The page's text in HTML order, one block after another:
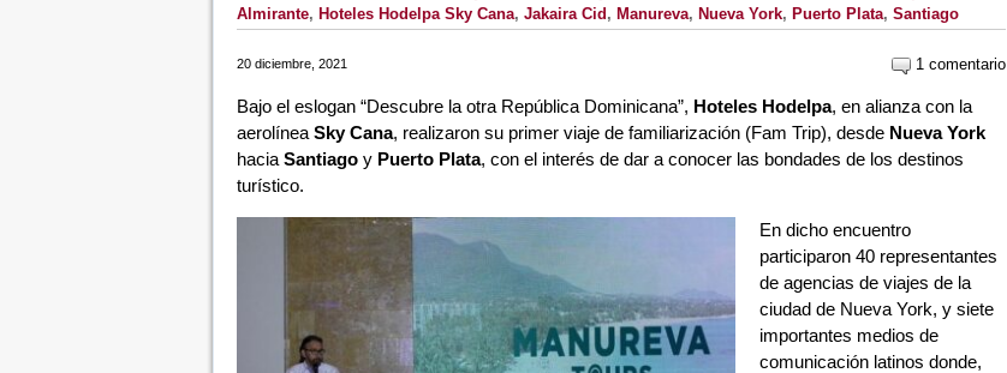
Almirante, Hoteles Hodelpa Sky Cana, Jakaira Cid , Manureva, Nueva York, Puerto Plata, Santiago
20 diciembre, 2021 1 comentario
Bajo el eslogan “Descubre la otra República Dominicana”, Hoteles Hodelpa, en alianza con la
aerolínea Sky Cana, realizaron su primer viaje de familiarización (Fam Trip), desde Nueva York
hacia Santiago y Puerto Plata, con el interés de dar a conocer las bondades de los destinos
turístico.
En dicho encuentro
participaron 40 representantes
de agencias de viajes de la
ciudad de Nueva York, y siete
importantes medios de
comunicación latinos donde,